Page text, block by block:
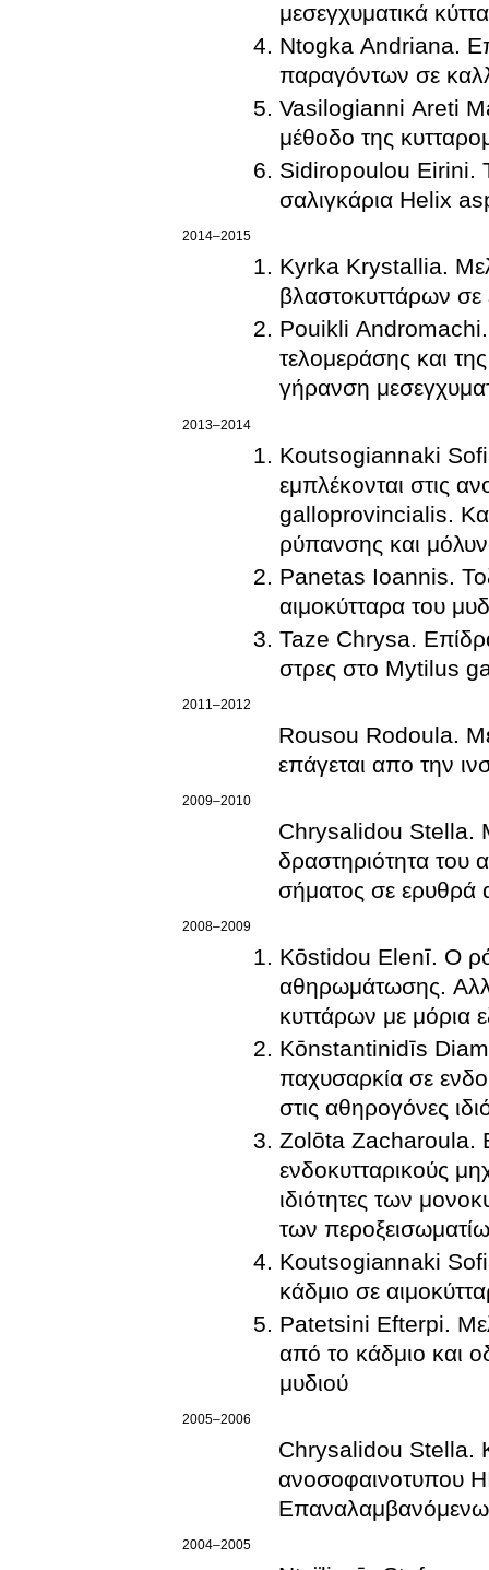
μεσεγχυματικά
Ntogka Andriana.
παραγόντων σε
Vasilogianni Areti
μέθοδο της
Sidiropoulou Eirini.
σαλιγκάρια Helix
2014–2015
Kyrka Krystallia.
βλαστοκυττάρων
Pouikli Andromachi.
τελομεράσης και
γήρανση
2013–2014
Koutsogiannaki
εμπλέκονται στις
galloprovincialis.
ρύπανσης και
Panetas Ioannis.
αιμοκύτταρα του
Taze Chrysa.
στρες στο Mytilus
2011–2012
Rousou Rodoula.
2009–2010
Chrysalidou Stella.
δραστηριότητα του
σήματος σε ερυθρά
2008–2009
Kōstidou Elenī. Ο
αθηρωμάτωσης.
κυττάρων με μόρια
Kōnstantinidīs
παχυσαρκία σε
στις αθηρογόνες
Zolōta Zacharoula.
ενδοκυτταρικούς
ιδιότητες των
των
Koutsogiannaki
κάδμιο σε
Patetsini Efterpi.
από το κάδμιο και
μυδιού
2005–2006
Chrysalidou Stella.
ανοσοφαινοτυπου
2004–2005